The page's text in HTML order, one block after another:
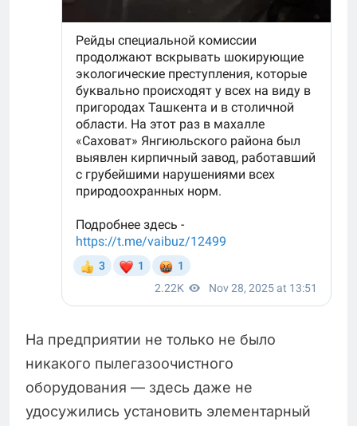
На предприятии не только не было
никакого пылегазоочистного
оборудования — здесь даже не
удосужились установить элементарный